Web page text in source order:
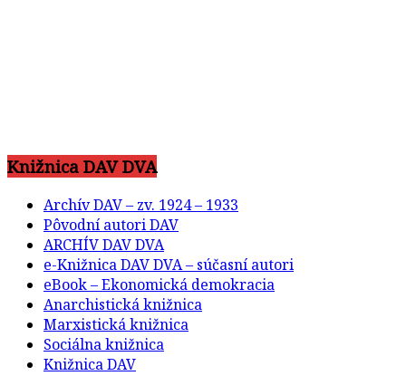
Knižnica DAV DVA
Archív DAV – zv. 1924 – 1933
Pôvodní autori DAV
ARCHÍV DAV DVA
e-Knižnica DAV DVA – súčasní autori
eBook – Ekonomická demokracia
Anarchistická knižnica
Marxistická knižnica
Sociálna knižnica
Knižnica DAV